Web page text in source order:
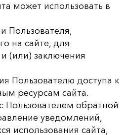
может использовать в
Пользователя,
на сайте, для
(или) заключения
Пользователю доступа к
ресурсам сайта.
Пользователем обратной
уведомлений,
использования сайта,